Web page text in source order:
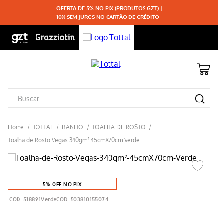
OFERTA DE 5% NO PIX (PRODUTOS GZT) |
10X SEM JUROS NO CARTÃO DE CRÉDITO
TOTTAL BANHO
TOALHA DE ROSTO
Toalha de Rosto Vegas 340gm² 45cmX70cm Verde
5% OFF NO PIX
518891Verde 503810155074